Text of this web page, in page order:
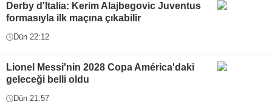
Derby d'Italia: Kerim Alajbegovic Juventus
formasıyla ilk maçına çıkabilir
Dün 22:12
Lionel Messi'nin 2028 Copa América'daki
geleceği belli oldu
Dün 21:57